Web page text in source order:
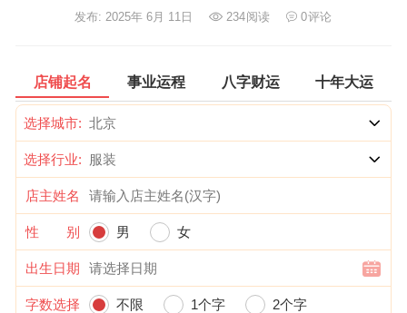
发布: 2025年 6月 11日 234阅读 0评论
店铺起名 事业运程 八字财运 十年大运
选择城市:
选择行业:
店主姓名
性 别 男 女
出生日期
字数选择 不限 1个字 2个字